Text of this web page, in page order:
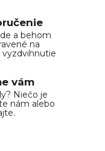
a behom
na
vyzdvihnutie
vám
Niečo je
nám alebo